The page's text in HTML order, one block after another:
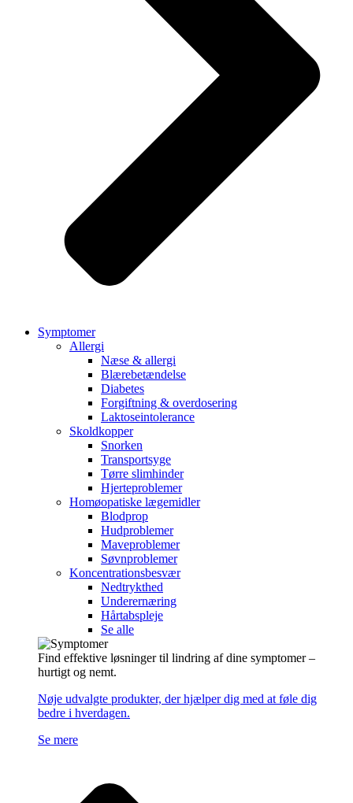
Symptomer
Allergi
Næse & allergi
Blærebetændelse
Diabetes
Forgiftning & overdosering
Laktoseintolerance
Skoldkopper
Snorken
Transportsyge
Tørre slimhinder
Hjerteproblemer
Homøopatiske lægemidler
Blodprop
Hudproblemer
Maveproblemer
Søvnproblemer
Koncentrationsbesvær
Nedtrykthed
Underernæring
Hårtabspleje
Se alle
Find effektive løsninger til lindring af dine symptomer –
hurtigt og nemt.
Nøje udvalgte produkter, der hjælper dig med at føle dig
bedre i hverdagen.
Se mere